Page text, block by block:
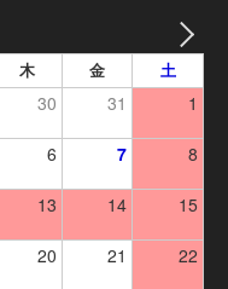
木 金 土
30 31 1
6 7 8
13 14 15
20 21 22